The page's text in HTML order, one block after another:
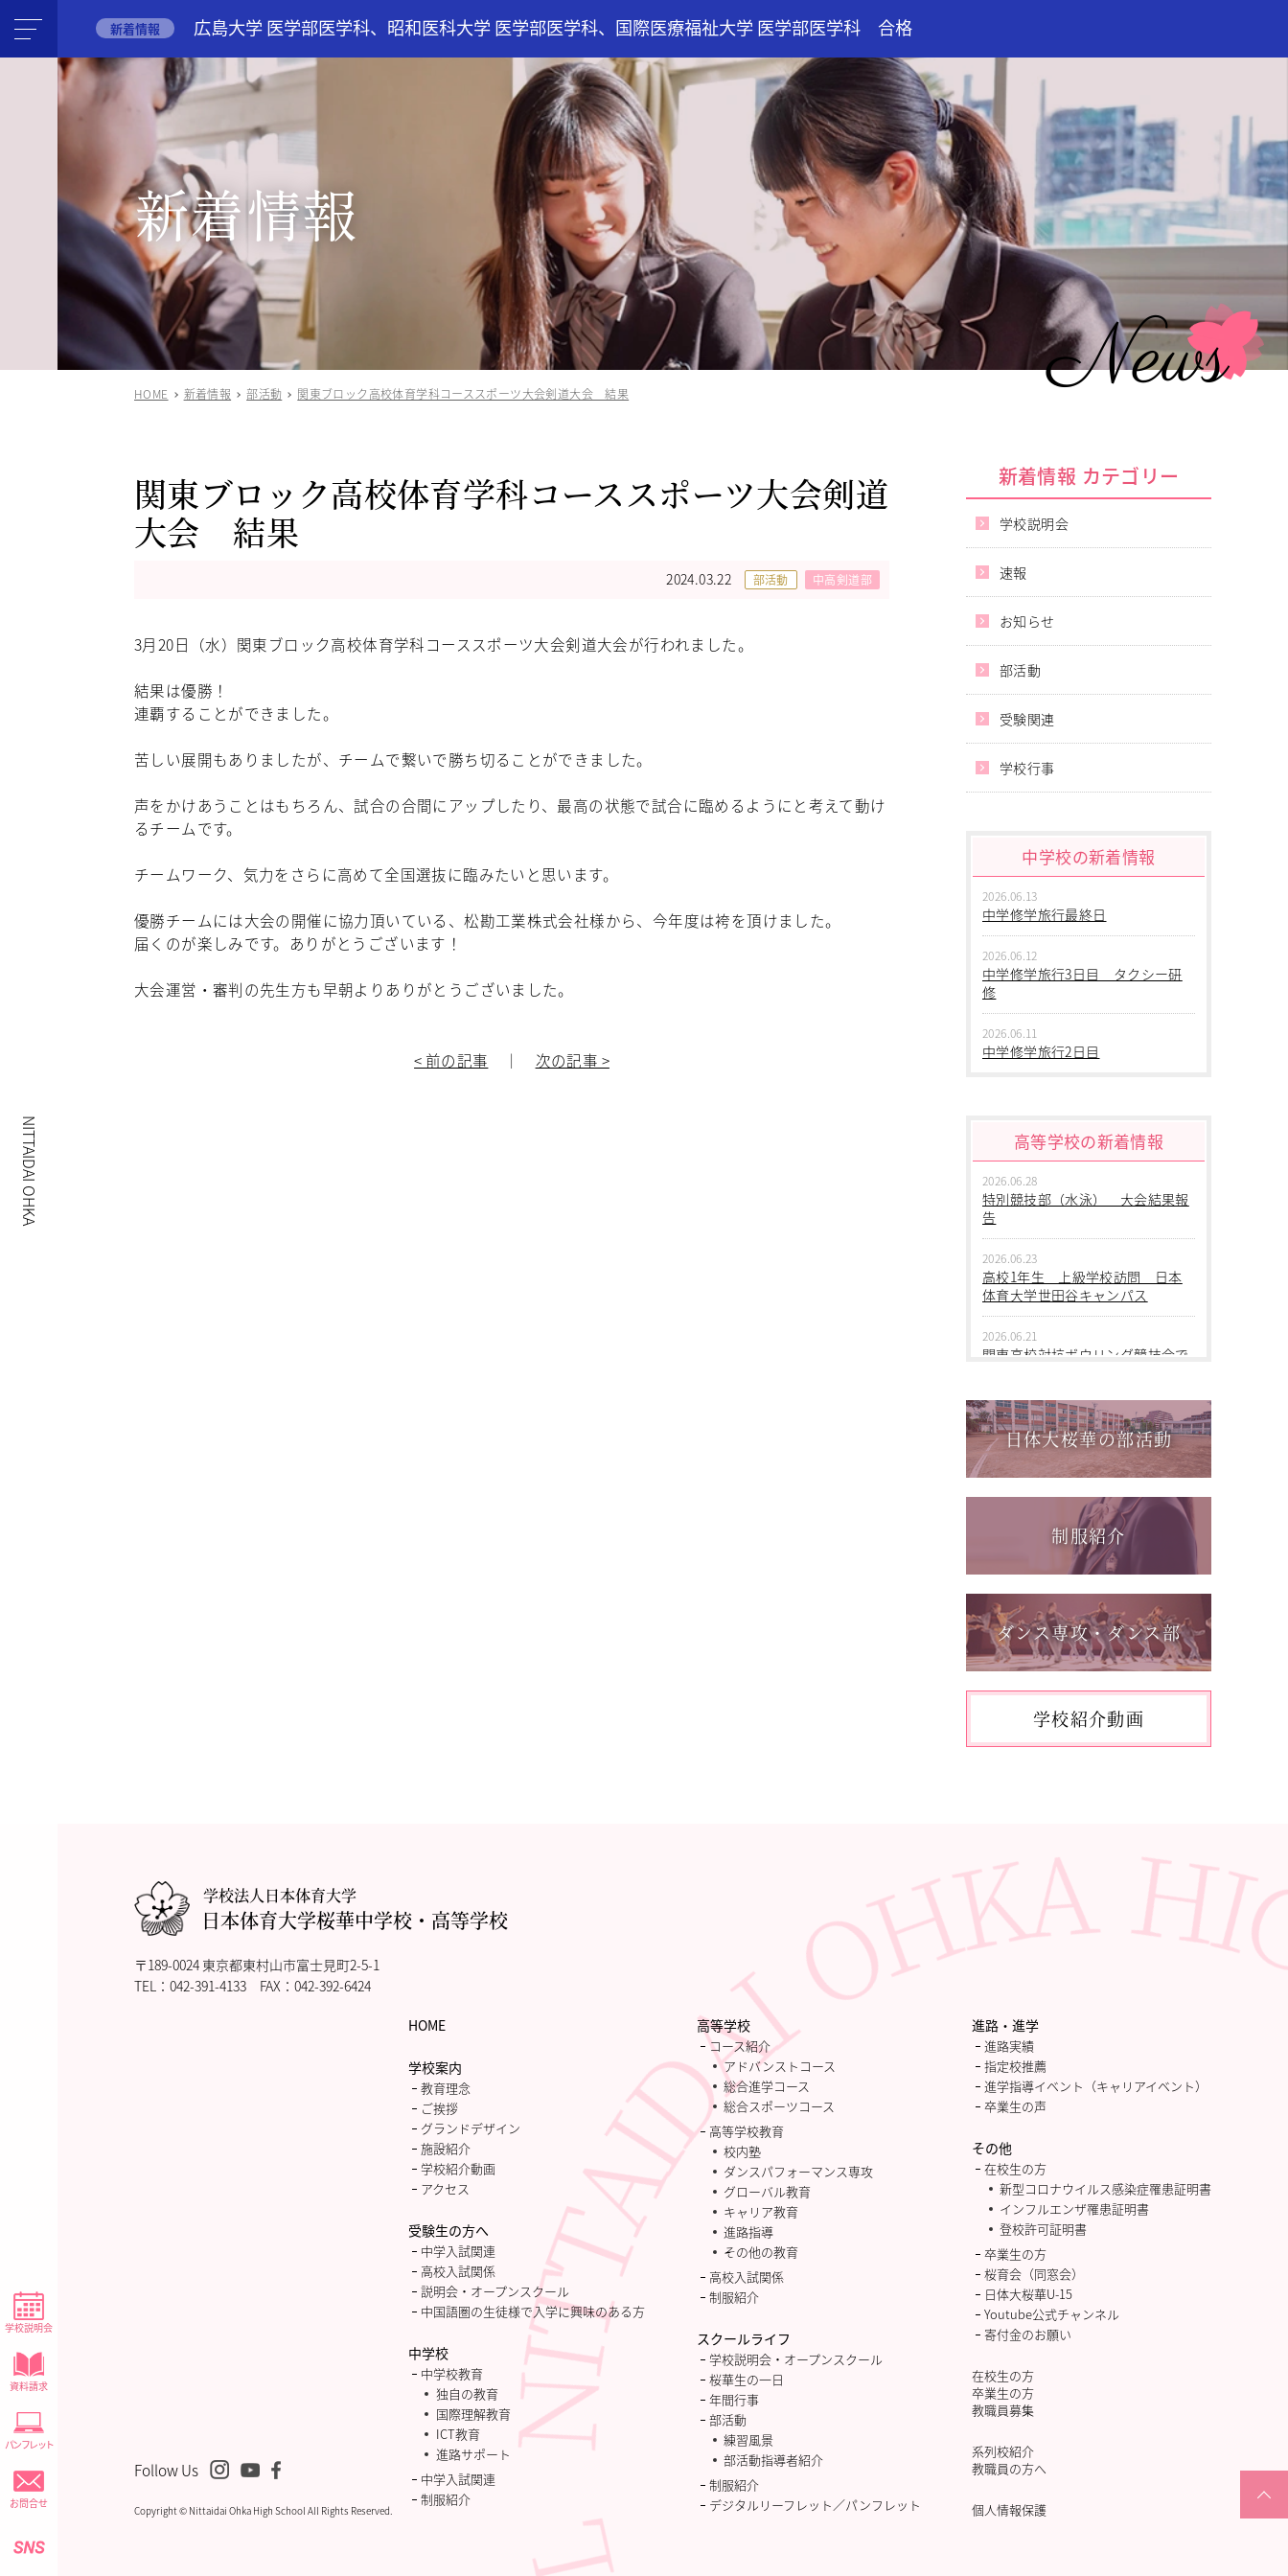
新着情報 広島大学 医学部医学科、昭和医科大学 医学部医学科、国際医療福祉大学 医学部医学科 合格
NITTAIDAI OHKA
学校説明会
資料請求
パンフレット
お問合せ
新着情報
News
HOME 新着情報 部活動 関東ブロック高校体育学科コーススポーツ大会剣道大会 結果
関東ブロック高校体育学科コーススポーツ大会剣道
大会 結果
2024.03.22 部活動 中高剣道部
3月20日（水）関東ブロック高校体育学科コーススポーツ大会剣道大会が行われました。
結果は優勝！
連覇することができました。
苦しい展開もありましたが、チームで繋いで勝ち切ることができました。
声をかけあうことはもちろん、試合の合間にアップしたり、最高の状態で試合に臨めるようにと考えて動け
るチームです。
チームワーク、気力をさらに高めて全国選抜に臨みたいと思います。
優勝チームには大会の開催に協力頂いている、松勘工業株式会社様から、今年度は袴を頂けました。
届くのが楽しみです。ありがとうございます！
大会運営・審判の先生方も早朝よりありがとうございました。
< 前の記事 ｜ 次の記事 >
新着情報 カテゴリー
学校説明会
速報
お知らせ
部活動
受験関連
学校行事
中学校の新着情報
2026.06.13
中学修学旅行最終日
2026.06.12
中学修学旅行3日目 タクシー研
修
2026.06.11
中学修学旅行2日目
中学２年生 校外学習
2026.06.09
2026.06.09
中学１年 校外学習
2026.03.05
2025.12.15
第一回桜華中学校あいさつ＋ひと
言運動
第55回全国中学校バスケットボー
ル大会 サンアリーナせんだいin鹿
高等学校の新着情報
2026.06.28
特別競技部（水泳） 大会結果報
告
2026.06.23
高校1年生 上級学校訪問 日本
体育大学世田谷キャンパス
2026.06.21
関東高校対抗ボウリング競技会で
2026.06.17
1学年総合スポーツコース キャ
ンプ実習を実施しました
「日本選手権水泳競技大会」に出
場しました。
に出場しました。
2026.05.17
「第62回東日本選手権大会」に出
2026.05.10
「国民スポーツ大会東京都予選」
2026.04.27
アドバンストコース勉強合宿1日
目
日体大桜華の部活動
制服紹介
ダンス専攻・ダンス部
学校紹介動画
学校法人日本体育大学
日本体育大学桜華中学校・高等学校
〒189-0024 東京都東村山市富士見町2-5-1
TEL： 042-391-4133 FAX：042-392-6424
HOME
学校案内
教育理念
ご挨拶
グランドデザイン
施設紹介
学校紹介動画
アクセス
受験生の方へ
中学入試関連
高校入試関係
説明会・オープンスクール
中国語圏の生徒様で入学に興味のある方
中学校
中学校教育
独自の教育
国際理解教育
ICT教育
進路サポート
中学入試関連
制服紹介
高等学校
コース紹介
アドバンストコース
総合進学コース
総合スポーツコース
高等学校教育
校内塾
ダンスパフォーマンス専攻
グローバル教育
キャリア教育
進路指導
その他の教育
高校入試関係
制服紹介
スクールライフ
学校説明会・オープンスクール
桜華生の一日
年間行事
部活動
練習風景
部活動指導者紹介
制服紹介
デジタルリーフレット／パンフレット
進路・進学
進路実績
指定校推薦
進学指導イベント（キャリアイベント）
卒業生の声
その他
在校生の方
新型コロナウイルス感染症罹患証明書
インフルエンザ罹患証明書
登校許可証明書
卒業生の方
桜育会（同窓会）
日体大桜華U-15
Youtube公式チャンネル
寄付金のお願い
在校生の方
卒業生の方
教職員募集
系列校紹介
教職員の方へ
個人情報保護
Follow Us
Copyright © Nittaidai Ohka High School All Rights Reserved.